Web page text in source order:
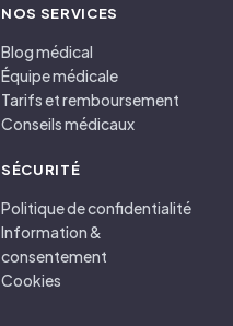
NOS SERVICES
Blog médical
Équipe médicale
Tarifs et remboursement
Conseils médicaux
SÉCURITÉ
Politique de confidentialité
Information &
consentement
Cookies